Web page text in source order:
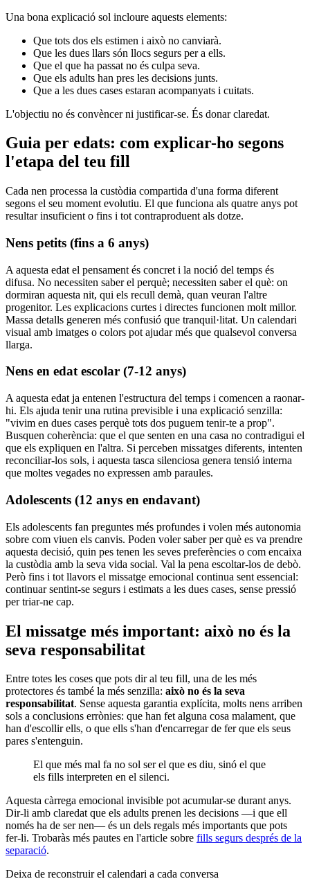
Una bona explicació sol incloure aquests elements:
Que tots dos els estimen i això no canviarà.
Que les dues llars són llocs segurs per a ells.
Que el que ha passat no és culpa seva.
Que els adults han pres les decisions junts.
Que a les dues cases estaran acompanyats i cuitats.
L'objectiu no és convèncer ni justificar-se. És donar claredat.
Guia per edats: com explicar-ho segons
l'etapa del teu fill
Cada nen processa la custòdia compartida d'una forma diferent
segons el seu moment evolutiu. El que funciona als quatre anys pot
resultar insuficient o fins i tot contraproduent als dotze.
Nens petits (fins a 6 anys)
A aquesta edat el pensament és concret i la noció del temps és
difusa. No necessiten saber el perquè; necessiten saber el què: on
dormiran aquesta nit, qui els recull demà, quan veuran l'altre
progenitor. Les explicacions curtes i directes funcionen molt millor.
Massa detalls generen més confusió que tranquil·litat. Un calendari
visual amb imatges o colors pot ajudar més que qualsevol conversa
llarga.
Nens en edat escolar (7-12 anys)
A aquesta edat ja entenen l'estructura del temps i comencen a raonar-
hi. Els ajuda tenir una rutina previsible i una explicació senzilla:
"vivim en dues cases perquè tots dos puguem tenir-te a prop".
Busquen coherència: que el que senten en una casa no contradigui el
que els expliquen en l'altra. Si perceben missatges diferents, intenten
reconciliar-los sols, i aquesta tasca silenciosa genera tensió interna
que moltes vegades no expressen amb paraules.
Adolescents (12 anys en endavant)
Els adolescents fan preguntes més profundes i volen més autonomia
sobre com viuen els canvis. Poden voler saber per què es va prendre
aquesta decisió, quin pes tenen les seves preferències o com encaixa
la custòdia amb la seva vida social. Val la pena escoltar-los de debò.
Però fins i tot llavors el missatge emocional continua sent essencial:
continuar sentint-se segurs i estimats a les dues cases, sense pressió
per triar-ne cap.
El missatge més important: això no és la
seva responsabilitat
Entre totes les coses que pots dir al teu fill, una de les més
protectores és també la més senzilla: això no és la seva
responsabilitat. Sense aquesta garantia explícita, molts nens arriben
sols a conclusions errònies: que han fet alguna cosa malament, que
han d'escollir ells, o que ells s'han d'encarregar de fer que els seus
pares s'entenguin.
El que més mal fa no sol ser el que es diu, sinó el que
els fills interpreten en el silenci.
Aquesta càrrega emocional invisible pot acumular-se durant anys.
Dir-li amb claredat que els adults prenen les decisions —i que ell
només ha de ser nen— és un dels regals més importants que pots
fer-li. Trobaràs més pautes en l'article sobre fills segurs després de la
separació.
Deixa de reconstruir el calendari a cada conversa